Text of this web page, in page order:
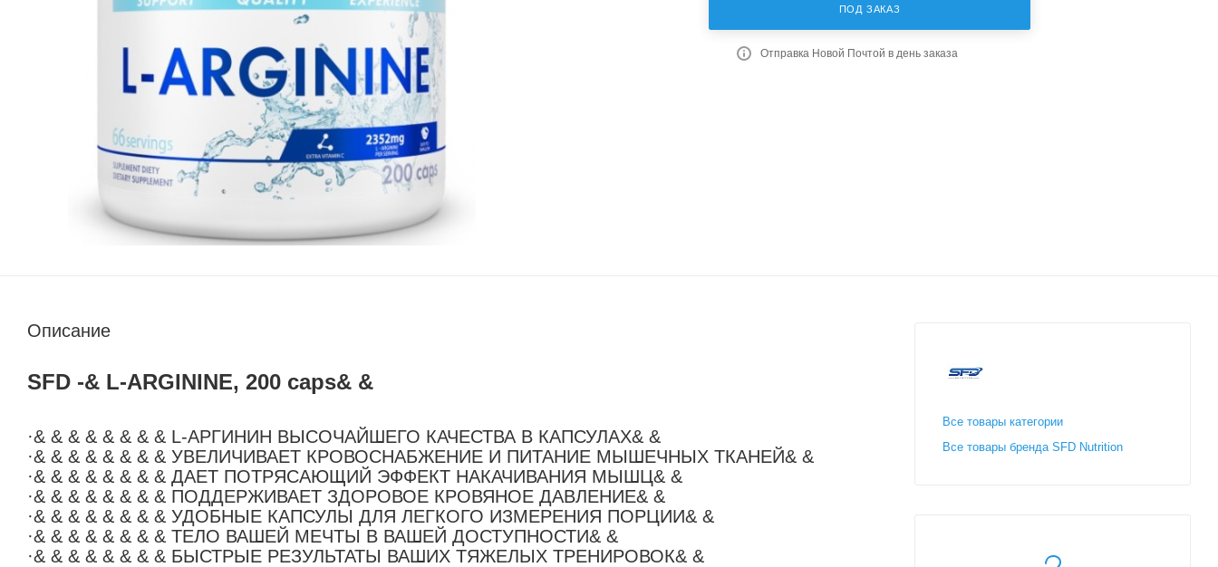
ПОД ЗАКАЗ
Отправка Новой Почтой в день заказа
Описание
SFD -& L-ARGININE, 200 caps& &
·& & & & & & & & L-АРГИНИН ВЫСОЧАЙШЕГО КАЧЕСТВА В КАПСУЛАХ& &
·& & & & & & & & УВЕЛИЧИВАЕТ КРОВОСНАБЖЕНИЕ И ПИТАНИЕ МЫШЕЧНЫХ ТКАНЕЙ& &
·& & & & & & & & ДАЕТ ПОТРЯСАЮЩИЙ ЭФФЕКТ НАКАЧИВАНИЯ МЫШЦ& &
·& & & & & & & & ПОДДЕРЖИВАЕТ ЗДОРОВОЕ КРОВЯНОЕ ДАВЛЕНИЕ& &
·& & & & & & & & УДОБНЫЕ КАПСУЛЫ ДЛЯ ЛЕГКОГО ИЗМЕРЕНИЯ ПОРЦИИ& &
·& & & & & & & & ТЕЛО ВАШЕЙ МЕЧТЫ В ВАШЕЙ ДОСТУПНОСТИ& &
·& & & & & & & & БЫСТРЫЕ РЕЗУЛЬТАТЫ ВАШИХ ТЯЖЕЛЫХ ТРЕНИРОВОК& &
Все товары категории
Все товары бренда SFD Nutrition